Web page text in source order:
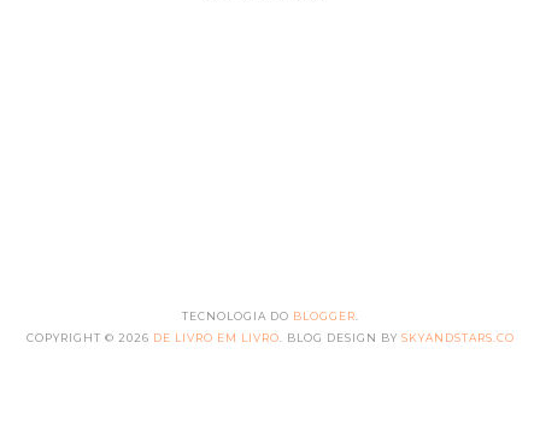
TECNOLOGIA DO BLOGGER.
COPYRIGHT © 2026 DE LIVRO EM LIVRO. BLOG DESIGN BY SKYANDSTARS.CO